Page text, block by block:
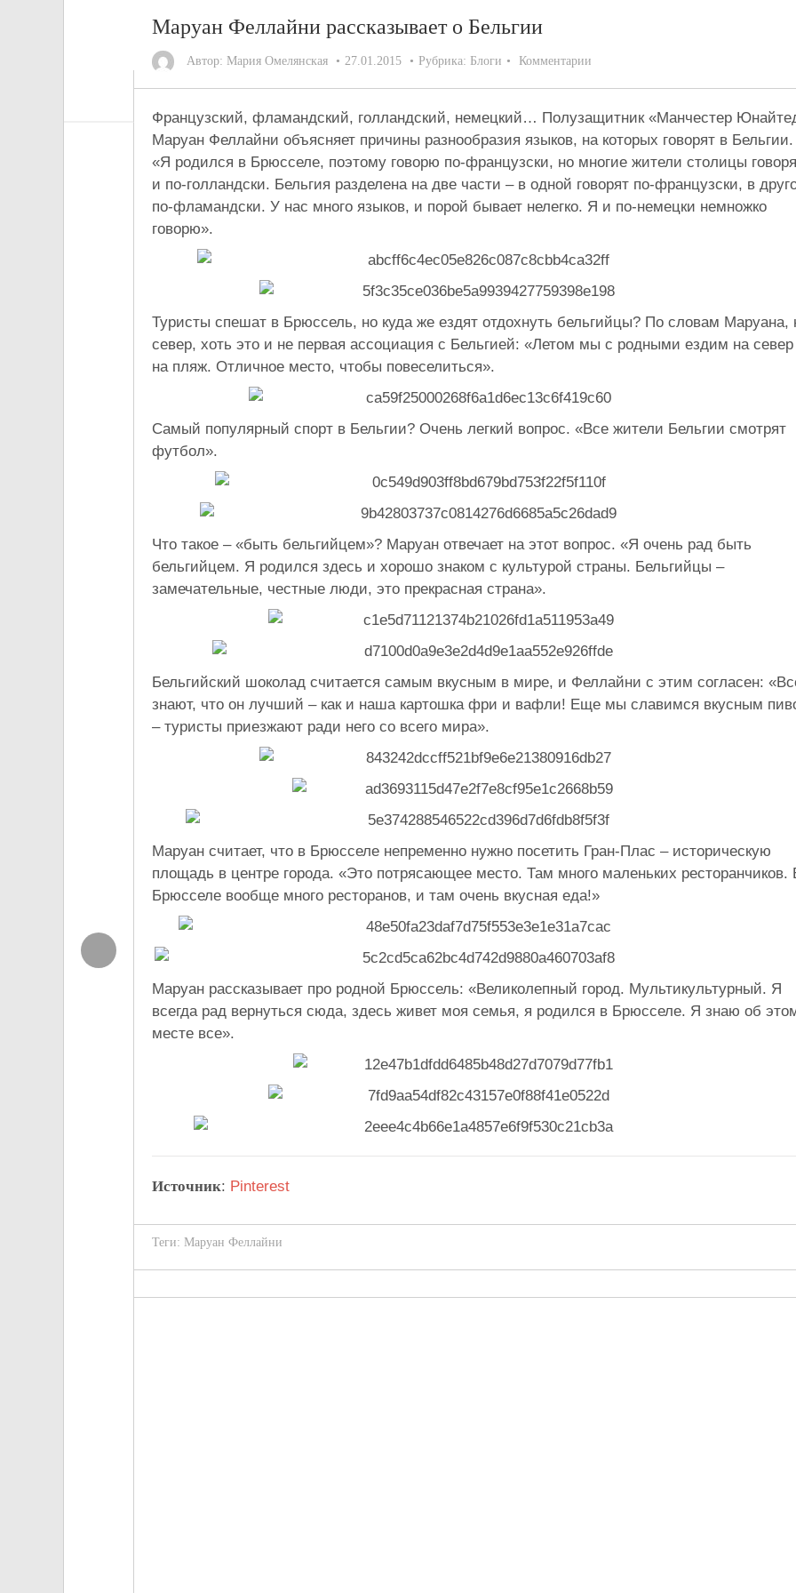
Маруан Феллайни рассказывает о Бельгии
Автор: Мария Омелянская 27.01.2015 Рубрика: Блоги Комментарии
Французский, фламандский, голландский, немецкий… Полузащитник «Манчестер
Маруан Феллайни объясняет причины разнообразия языков, на которых говорят в Бельгии.
«Я родился в Брюсселе, поэтому говорю по-французски, но многие жители столицы
и по-голландски. Бельгия разделена на две части – в одной говорят по-французски, в
по-фламандски. У нас много языков, и порой бывает нелегко. Я и по-немецки немножко
говорю».
Туристы спешат в Брюссель, но куда же ездят отдохнуть бельгийцы? По словам Маруана,
север, хоть это и не первая ассоциация с Бельгией: «Летом мы с родными ездим на север
на пляж. Отличное место, чтобы повеселиться».
Самый популярный спорт в Бельгии? Очень легкий вопрос. «Все жители Бельгии смотрят
футбол».
Что такое – «быть бельгийцем»? Маруан отвечает на этот вопрос. «Я очень рад быть
бельгийцем. Я родился здесь и хорошо знаком с культурой страны. Бельгийцы –
замечательные, честные люди, это прекрасная страна».
Бельгийский шоколад считается самым вкусным в мире, и Феллайни с этим согласен:
знают, что он лучший – как и наша картошка фри и вафли! Еще мы славимся вкусным
– туристы приезжают ради него со всего мира».
Маруан считает, что в Брюсселе непременно нужно посетить Гран-Плас – историческую
площадь в центре города. «Это потрясающее место. Там много маленьких ресторанчиков.
Брюсселе вообще много ресторанов, и там очень вкусная еда!»
Маруан рассказывает про родной Брюссель: «Великолепный город. Мультикультурный. Я
всегда рад вернуться сюда, здесь живет моя семья, я родился в Брюсселе. Я знаю об
месте все».
Источник: Pinterest
Теги: Маруан Феллайни